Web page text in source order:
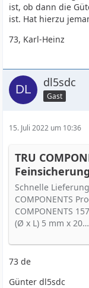
ist, ob dann die
ist. Hat hierzu
73, Karl-Heinz
dl5sdc
Gast
15. Juli 2022 um 10:36
TRU
250 V Träge
Schnelle
COMPONENTS
COMPONENTS
(Ø x L) 5 mm x 20…
73 de
Günter dl5sdc